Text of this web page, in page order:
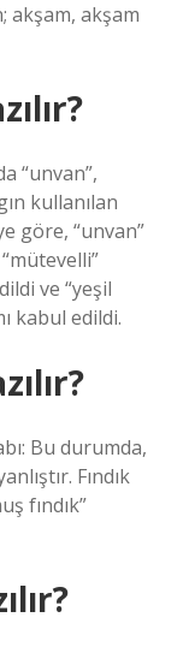
akşam, akşam
“unvan”,
kullanılan
göre, “unvan”
ve “yeşil
kabul edildi.
Bu durumda,
Fındık
fındık”